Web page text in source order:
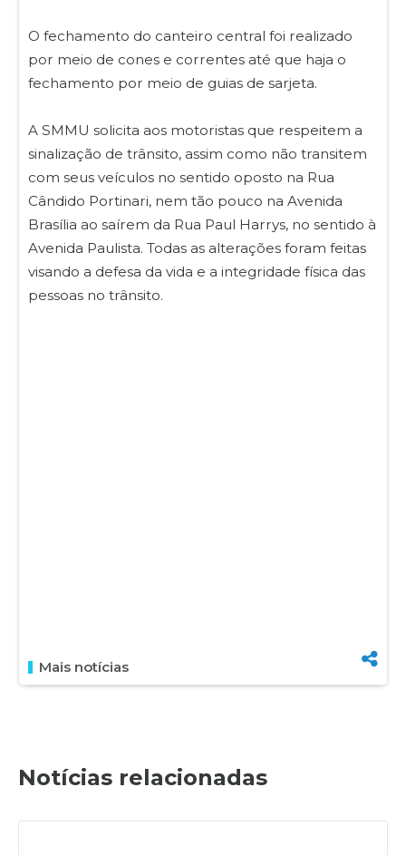
O fechamento do canteiro central foi realizado
por meio de cones e correntes até que haja o
fechamento por meio de guias de sarjeta.
A SMMU solicita aos motoristas que respeitem a
sinalização de trânsito, assim como não transitem
com seus veículos no sentido oposto na Rua
Cândido Portinari, nem tão pouco na Avenida
Brasília ao saírem da Rua Paul Harrys, no sentido à
Avenida Paulista. Todas as alterações foram feitas
visando a defesa da vida e a integridade física das
pessoas no trânsito.
Mais notícias
Notícias relacionadas